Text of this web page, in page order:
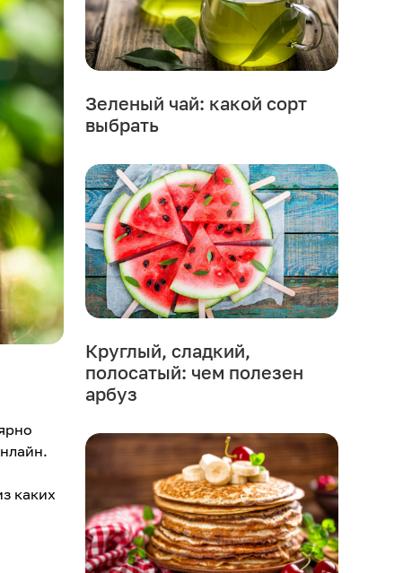
каких
Зеленый чай: какой сорт
выбрать
Круглый, сладкий,
полосатый: чем полезен
арбуз